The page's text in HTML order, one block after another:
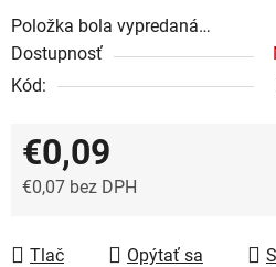
Položka bola vypredaná…
Dostupnosť
Kód:
€0,09
€0,07 bez DPH
Tlač
Opýtať sa